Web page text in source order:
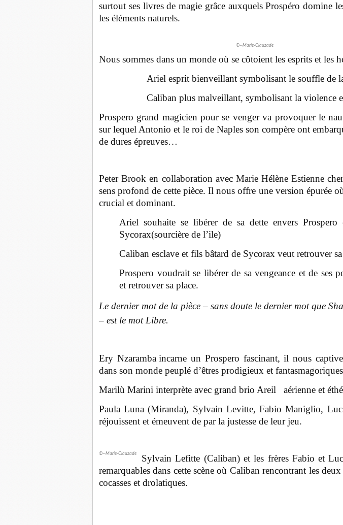
surtout ses livres de magie grâce auxquels Prospéro domine
les éléments naturels.
©--Marie-Clauzade
Nous sommes dans un monde où se côtoient les esprits et les
Ariel esprit bienveillant symbolisant le souffle de
Caliban plus malveillant, symbolisant la violence
Prospero grand magicien pour se venger va provoquer le
sur lequel Antonio et le roi de Naples son compère ont
de dures épreuves…
Peter Brook en collaboration avec Marie Hélène Estienne
sens profond de cette pièce. Il nous offre une version épurée
crucial et dominant.
Ariel souhaite se libérer de sa dette envers
Sycorax(sourcière de l’ile)
Caliban esclave et fils bâtard de Sycorax veut retrouver
Prospero voudrait se libérer de sa vengeance et de ses
et retrouver sa place.
Le dernier mot de la pièce – sans doute le dernier mot que
– est le mot Libre.
Ery Nzaramba incarne un Prospero fascinant, il nous
dans son monde peuplé d’êtres prodigieux et
Marilù Marini interprète avec grand brio Areil aérienne et
Paula Luna (Miranda), Sylvain Levitte, Fabio Maniglio,
réjouissent et émeuvent de par la justesse de leur jeu.
©--Marie-Clauzade
Sylvain Lefitte (Caliban) et les frères Fabio et
remarquables dans cette scène où Caliban rencontrant les
cocasses et drolatiques.